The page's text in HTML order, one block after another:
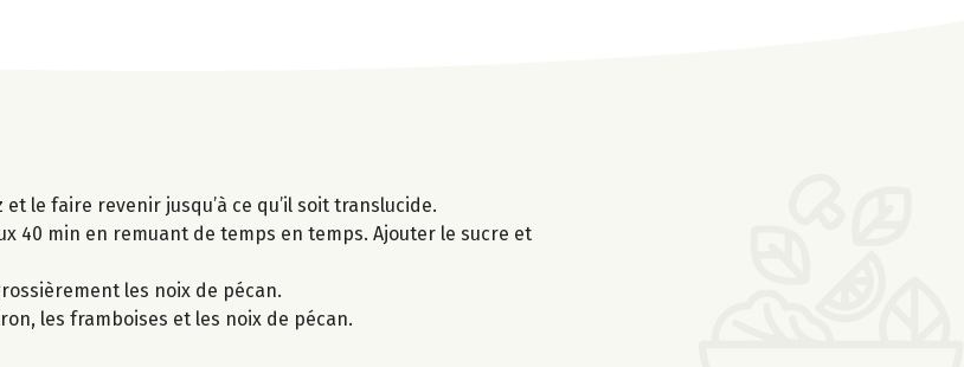
le faire revenir jusqu’à ce qu’il soit translucide.
40 min en remuant de temps en temps. Ajouter le sucre et
les noix de pécan.
les framboises et les noix de pécan.